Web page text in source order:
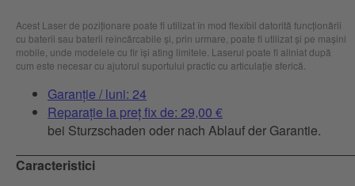
Acest Laser de poziționare poate fi utilizat în mod flexibil datorită funcționării
cu baterii sau baterii reîncărcabile și, prin urmare, poate fi utilizat și pe mașini
mobile, unde modelele cu fir își ating limitele. Laserul poate fi aliniat după
cum este necesar cu ajutorul suportului practic cu articulație sferică.
Garanție / luni: 24
Reparație la preț fix de: 29,00 €
bei Sturzschaden oder nach Ablauf der Garantie.
Caracteristici